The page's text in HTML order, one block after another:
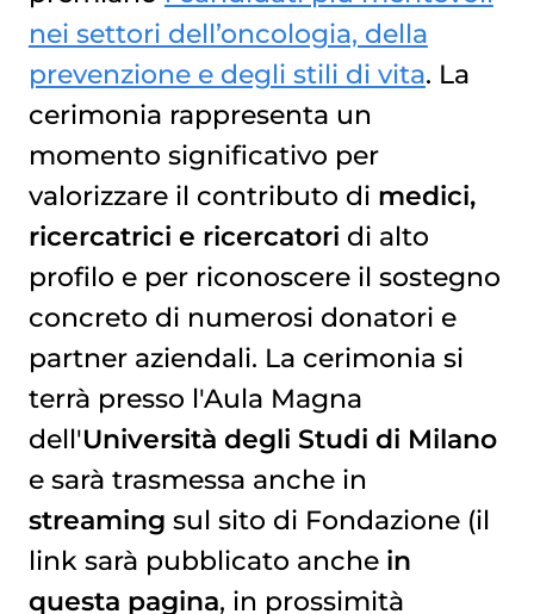
nei settori dell’oncologia, della
prevenzione e degli stili di vita. La
cerimonia rappresenta un
momento significativo per
valorizzare il contributo di medici,
ricercatrici e ricercatori di alto
profilo e per riconoscere il sostegno
concreto di numerosi donatori e
partner aziendali. La cerimonia si
terrà presso l'Aula Magna
dell'Università degli Studi di Milano
e sarà trasmessa anche in
streaming sul sito di Fondazione (il
link sarà pubblicato anche in
questa pagina, in prossimità